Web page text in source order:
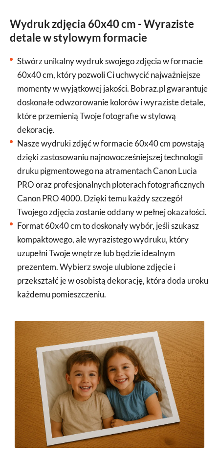
Wydruk zdjęcia 60x40 cm - Wyraziste
detale w stylowym formacie
Stwórz unikalny wydruk swojego zdjęcia w formacie
60x40 cm, który pozwoli Ci uchwycić najważniejsze
momenty w wyjątkowej jakości. Bobraz.pl gwarantuje
doskonałe odwzorowanie kolorów i wyraziste detale,
które przemienią Twoje fotografie w stylową
dekorację.
Nasze wydruki zdjęć w formacie 60x40 cm powstają
dzięki zastosowaniu najnowocześniejszej technologii
druku pigmentowego na atramentach Canon Lucia
PRO oraz profesjonalnych ploterach fotograficznych
Canon PRO 4000. Dzięki temu każdy szczegół
Twojego zdjęcia zostanie oddany w pełnej okazałości.
Format 60x40 cm to doskonały wybór, jeśli szukasz
kompaktowego, ale wyrazistego wydruku, który
uzupełni Twoje wnętrze lub będzie idealnym
prezentem. Wybierz swoje ulubione zdjęcie i
przekształć je w osobistą dekorację, która doda uroku
każdemu pomieszczeniu.